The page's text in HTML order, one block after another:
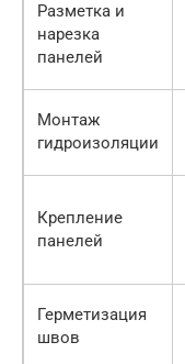
Разметка и
нарезка
панелей
Монтаж
гидроизоляции
Крепление
панелей
Герметизация
швов